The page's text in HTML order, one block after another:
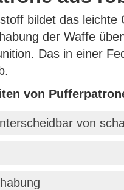
bildet das
der Waffe
Das in einer
von
von